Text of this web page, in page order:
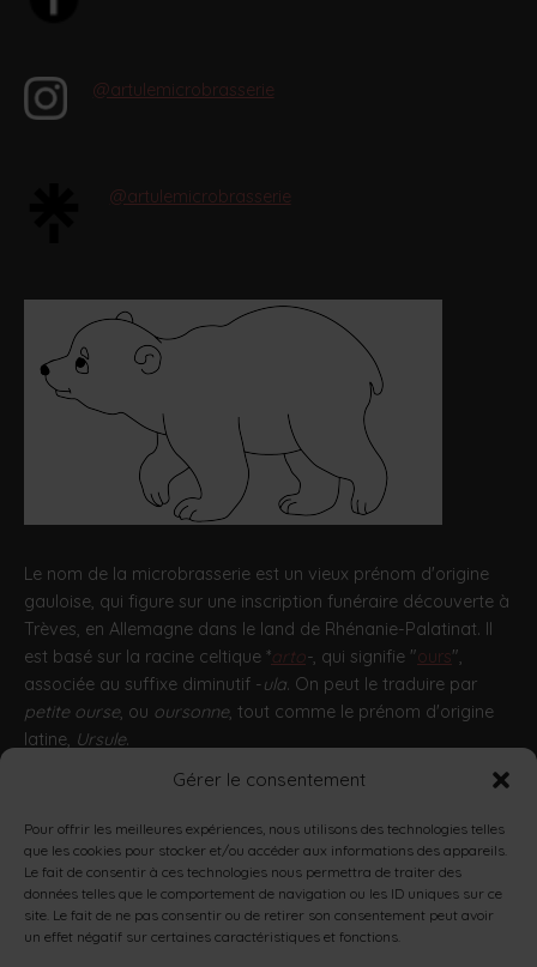
Gérer le consentement
Pour offrir les meilleures expériences, nous utilisons des technologies telles
que les cookies pour stocker et/ou accéder aux informations des appareils.
Le fait de consentir à ces technologies nous permettra de traiter des
données telles que le comportement de navigation ou les ID uniques sur ce
site. Le fait de ne pas consentir ou de retirer son consentement peut avoir
un effet négatif sur certaines caractéristiques et fonctions.
@artulemicrobrasserie
@artulemicrobrasserie
Le nom de la microbrasserie est un vieux prénom d'origine
gauloise, qui figure sur une inscription funéraire découverte à
Trèves, en Allemagne dans le land de Rhénanie-Palatinat. Il
est basé sur la racine celtique *arto-, qui signifie "ours",
associée au suffixe diminutif -ula. On peut le traduire par
petite ourse, ou oursonne, tout comme le prénom d'origine
latine, Ursule.
http://encyclopedie.arbre-celtique.com/artula-11963.htm
L’ABUS D’ALCOOL EST DANGEREUX POUR LA SANTÉ, À
CONSOMMER AVEC MODÉRATION.
LA CONSOMMATION D’ALCOOL EST VIVEMENT
DÉCONSEILLÉE AUX FEMMES ENCEINTES.